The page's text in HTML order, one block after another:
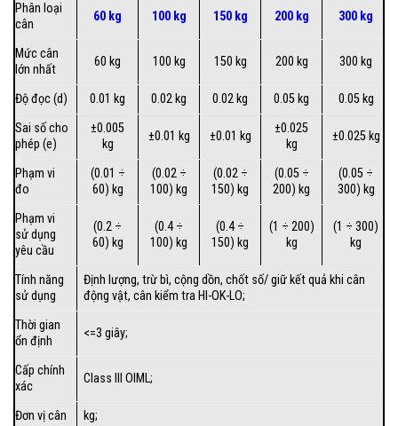
Phân loại
cân
60 kg 100 kg 150 kg 200 kg 300 kg
Mức cân
lớn nhất
60 kg 100 kg 150 kg 200 kg 300 kg
Độ đọc (d) 0.01 kg 0.02 kg 0.02 kg 0.05 kg
0.05 kg
Sai số cho
phép (e)
±0.005
kg
±0.01 kg ±0.01 kg
±0.025
kg
±0.025 kg
Phạm vi
đo
(0.01 ÷
60) kg
(0.02 ÷
100) kg
(0.02 ÷
150) kg
(0.05 ÷
200) kg
(0.05 ÷
300) kg
Phạm vi
sử dụng
yêu cầu
(0.2 ÷
60) kg
(0.4 ÷
100) kg
(0.4 ÷
150) kg
(1 ÷ 200)
kg
(1 ÷ 300)
kg
Tính năng
sử dụng
Định lượng, trừ bì, cộng dồn, chốt số/ giữ kết quả khi cân
động vật, cân kiểm tra HI-OK-LO;
Thời gian
ổn định
<=3 giây;
Cấp chính
xác
Class III OIML;
Đơn vị cân kg;